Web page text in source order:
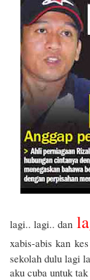
lagi.. lagi.. dan
xabis-abis kan
sekolah dulu lagi
aku cuba untuk